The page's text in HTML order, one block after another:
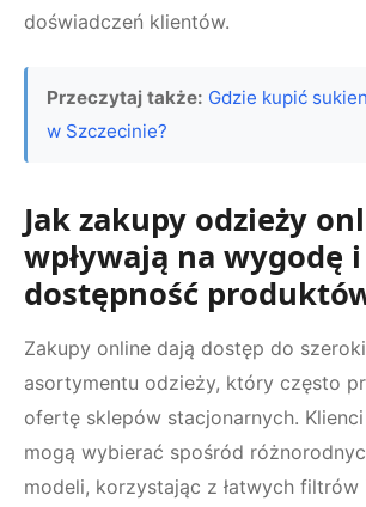
doświadczeń klientów.
Przeczytaj także: Gdzie kupić
w Szczecinie?
Jak zakupy odzieży
wpływają na wygodę i
dostępność
Zakupy online dają dostęp do
asortymentu odzieży, który często
ofertę sklepów stacjonarnych.
mogą wybierać spośród
modeli, korzystając z łatwych filtrów